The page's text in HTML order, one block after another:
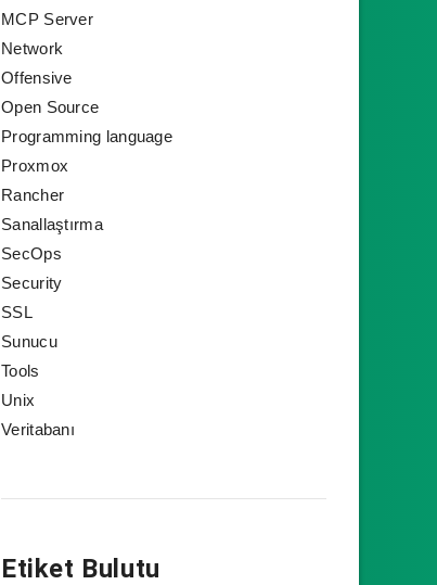
MCP Server
Network
Offensive
Open Source
Programming language
Proxmox
Rancher
Sanallaştırma
SecOps
Security
SSL
Sunucu
Tools
Unix
Veritabanı
Etiket Bulutu